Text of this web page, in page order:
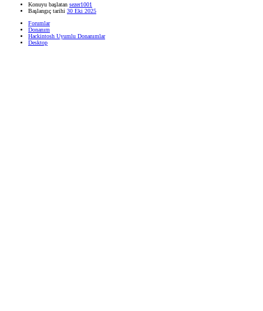
Konuyu başlatan sezer1001
Başlangıç tarihi 30 Eki 2025
Forumlar
Donanım
Hackintosh Uyumlu Donanımlar
Desktop